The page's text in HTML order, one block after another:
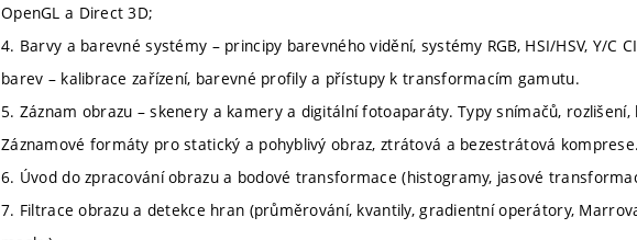
OpenGL a Direct 3D;
4. Barvy a barevné systémy – principy barevného vidění, systémy RGB, HSI/HSV, Y/C
barev – kalibrace zařízení, barevné profily a přístupy k transformacím gamutu.
5. Záznam obrazu – skenery a kamery a digitální fotoaparáty. Typy snímačů,
Záznamové formáty pro statický a pohyblivý obraz, ztrátová a bezestrátová komprese.
6. Úvod do zpracování obrazu a bodové transformace (histogramy, jasové
7. Filtrace obrazu a detekce hran (průměrování, kvantily, gradientní operátory,